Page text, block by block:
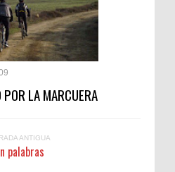
POR LA MARCUERA
ANTIGUA
palabras